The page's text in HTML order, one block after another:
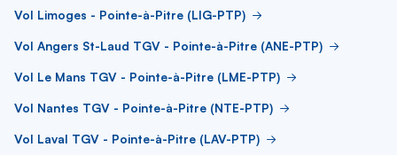
Vol Limoges - Pointe-à-Pitre (LIG-PTP)
Vol Angers St-Laud TGV - Pointe-à-Pitre (ANE-PTP)
Vol Le Mans TGV - Pointe-à-Pitre (LME-PTP)
Vol Nantes TGV - Pointe-à-Pitre (NTE-PTP)
Vol Laval TGV - Pointe-à-Pitre (LAV-PTP)